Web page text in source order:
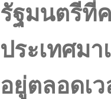
รัฐมนตรีที่
ประเทศม
อยู่ตลอดเ